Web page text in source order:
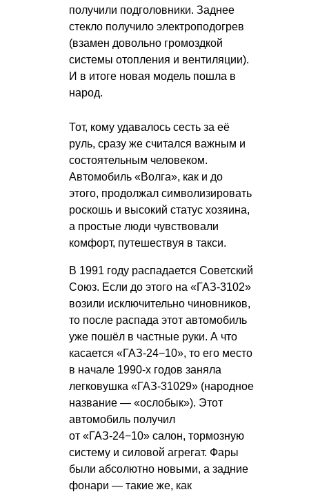
получили подголовники. Заднее
стекло получило электроподогрев
(взамен довольно громоздкой
системы отопления и вентиляции).
И в итоге новая модель пошла в
народ.
Тот, кому удавалось сесть за её
руль, сразу же считался важным и
состоятельным человеком.
Автомобиль «Волга», как и до
этого, продолжал символизировать
роскошь и высокий статус хозяина,
а простые люди чувствовали
комфорт, путешествуя в такси.
В 1991 году распадается Советский
Союз. Если до этого на «ГАЗ-3102»
возили исключительно чиновников,
то после распада этот автомобиль
уже пошёл в частные руки. А что
касается «ГАЗ-24−10», то его место
в начале 1990-х годов заняла
легковушка «ГАЗ-31029» (народное
название — «ослобык»). Этот
автомобиль получил
от «ГАЗ-24−10» салон, тормозную
систему и силовой агрегат. Фары
были абсолютно новыми, а задние
фонари — такие же, как